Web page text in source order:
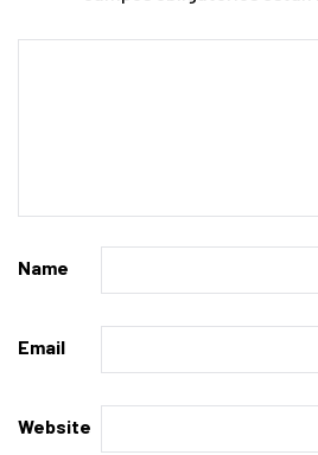
Name
Email
Website